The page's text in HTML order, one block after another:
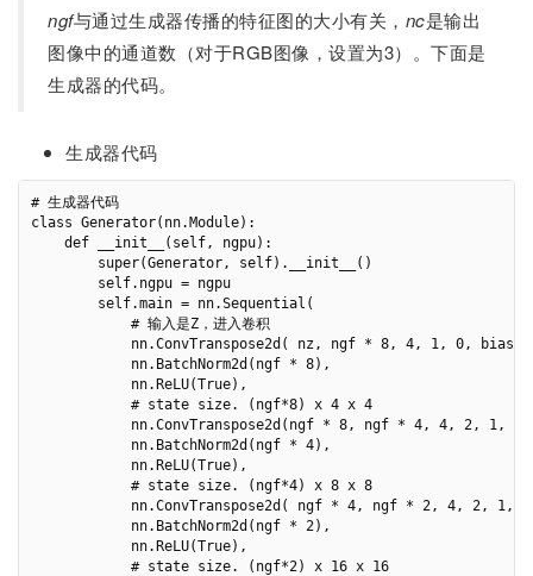
ngf与通过生成器传播的特征图的大小有关， nc是输出
图像中的通道数（对于RGB图像，设置为3）。下面是
生成器的代码。
生成器代码
# 生成器代码
class Generator(nn.Module):
    def __init__(self, ngpu):
        super(Generator, self).__init__()
        self.ngpu = ngpu
        self.main = nn.Sequential(
            # 输入是Z，进入卷积
nn.ConvTranspose2d( nz, ngf * 8, 4, 1, 0,
            nn.BatchNorm2d(ngf * 8),
            nn.ReLU(True),
            # state size. (ngf*8) x 4 x 4
nn.ConvTranspose2d(ngf * 8, ngf * 4, 4, 2, 1,
            nn.BatchNorm2d(ngf * 4),
            nn.ReLU(True),
            # state size. (ngf*4) x 8 x 8
nn.ConvTranspose2d( ngf * 4, ngf * 2, 4, 2, 1,
            nn.BatchNorm2d(ngf * 2),
            nn.ReLU(True),
            # state size. (ngf*2) x 16 x 16